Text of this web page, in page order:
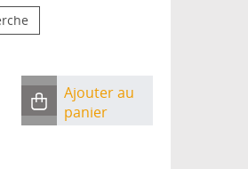
Ajouter au
panier